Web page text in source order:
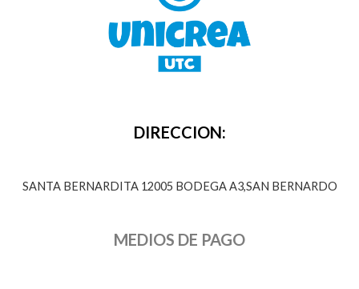
DIRECCION:
SANTA BERNARDITA 12005 BODEGA A3,SAN BERNARDO
MEDIOS DE PAGO